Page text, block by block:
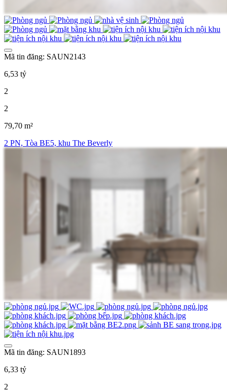
Mã tin đăng: SAUN2143
6,53 tỷ
2
2
79,70 m²
2 PN, Tòa BE5, khu The Beverly
Mã tin đăng: SAUN1893
6,33 tỷ
2